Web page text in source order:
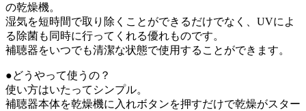
の乾燥機。
湿気を短時間で取り除くことができるだけでなく、UVによ
る除菌も同時に行ってくれる優れものです。
補聴器をいつでも清潔な状態で使用することができます。
●どうやって使うの？
使い方はいたってシンプル。
補聴器本体を乾燥機に入れボタンを押すだけで乾燥がスター